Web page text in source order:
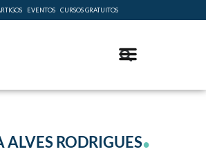
EVENTOS CURSOS GRATUITOS
ALVES RODRIGUES.